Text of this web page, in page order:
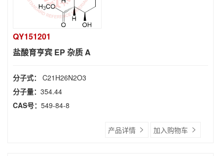
QY151201
盐酸育亨宾 EP 杂质 A
分子式： C21H26N2O3
分子量： 354.44
CAS号： 549-84-8
产品详情 加入购物车